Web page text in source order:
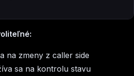
na zmeny z caller side
sa na kontrolu stavu